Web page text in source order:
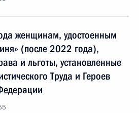
женщинам, удостоенным
(после 2022 года),
и льготы, установленные
Труда и Героев